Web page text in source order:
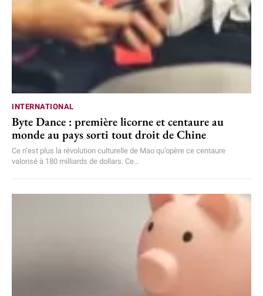
INTERNATIONAL
Byte Dance : première licorne et centaure au
monde au pays sorti tout droit de Chine
Ce n’est plus la révolution culturelle de Mao qu’opère ce centaure
valorisé à 180 milliards de dollars. Ce...